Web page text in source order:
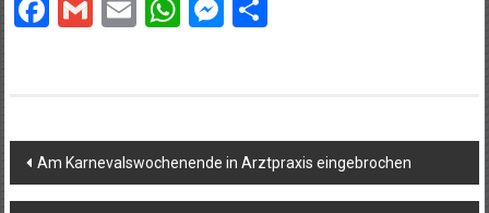
Facebook
GmailEmailWhatsApp
Messenger
Beitragsnavigation
Am Karnevalswochenende in Arztpraxis eingebrochen